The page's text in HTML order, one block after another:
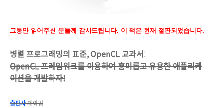
그동안 읽어주신 분들께 감사드립니다. 이 책은 현재 절판되었습니다.
병렬 프로그래밍의 표준, OpenCL 교과서!
OpenCL 프레임워크를 이용하여 흥미롭고 유용한 애플리케
이션을 개발하자!
출판사제이펍